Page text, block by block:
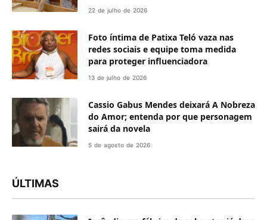
22 de julho de 2026
Foto íntima de Patixa Teló vaza nas
redes sociais e equipe toma medida
para proteger influenciadora
13 de julho de 2026
Cassio Gabus Mendes deixará A Nobreza
do Amor; entenda por que personagem
sairá da novela
5 de agosto de 2026
ÚLTIMAS